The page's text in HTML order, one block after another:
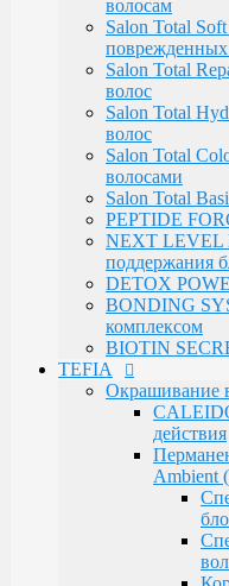
Mypoint
Крем-
Гель-
BTX Forte /
Ambient Form /
Ambient Expert
AMBIENT
ломкими
Ambient
AMBIENT
AMBIENT
поврежденных
AMBIENT Anti
желтых
AMBIENT
AMBIENT
AMBIENT
для работы в
MYBLOND /
MYCARE
волосам
Salon Total
поврежденных
Salon Total
волос
Salon Total
волос
Salon Total
волосами
Salon Total
PEPTIDE
NEXT LEVEL
поддержания
DETOX
BONDING
комплексом
BIOTIN
TEFIA
Окрашивание
действия
Ambient